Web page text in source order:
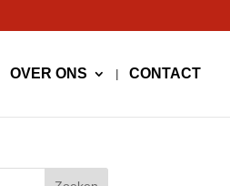
OVER ONS CONTACT